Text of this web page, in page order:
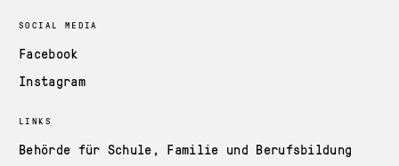
SOCIAL MEDIA
Facebook
Instagram
LINKS
Behörde für Schule, Familie und Berufsbildung